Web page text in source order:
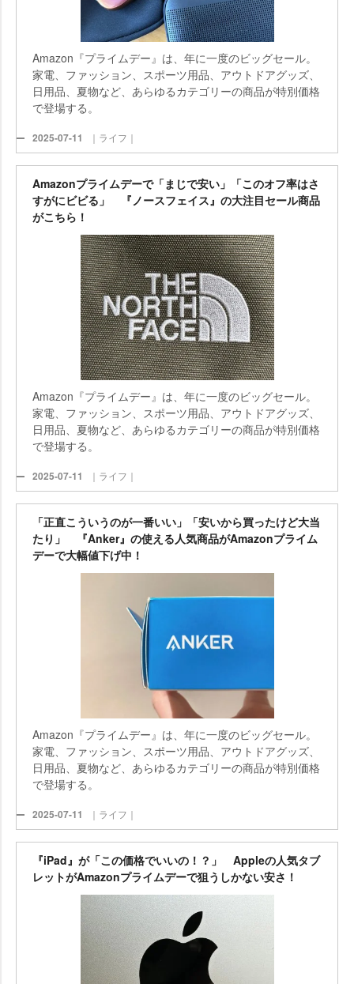
Amazon『プライムデー』は、年に一度のビッグセール。
家電、ファッション、スポーツ用品、アウトドアグッズ、
日用品、夏物など、あらゆるカテゴリーの商品が特別価格
で登場する。
2025-07-11 ｜ライフ｜
Amazonプライムデーで「まじで安い」「このオフ率はさ
すがにビビる」 『ノースフェイス』の大注目セール商品
がこちら！
Amazon『プライムデー』は、年に一度のビッグセール。
家電、ファッション、スポーツ用品、アウトドアグッズ、
日用品、夏物など、あらゆるカテゴリーの商品が特別価格
で登場する。
2025-07-11 ｜ライフ｜
「正直こういうのが一番いい」「安いから買ったけど大当
たり」 『Anker』の使える人気商品がAmazonプライム
デーで大幅値下げ中！
Amazon『プライムデー』は、年に一度のビッグセール。
家電、ファッション、スポーツ用品、アウトドアグッズ、
日用品、夏物など、あらゆるカテゴリーの商品が特別価格
で登場する。
2025-07-11 ｜ライフ｜
『iPad』が「この価格でいいの！？」 Appleの人気タブ
レットがAmazonプライムデーで狙うしかない安さ！